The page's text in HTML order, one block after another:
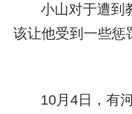
小山对于遭到教
该让他受到一些惩
10月4日，有河